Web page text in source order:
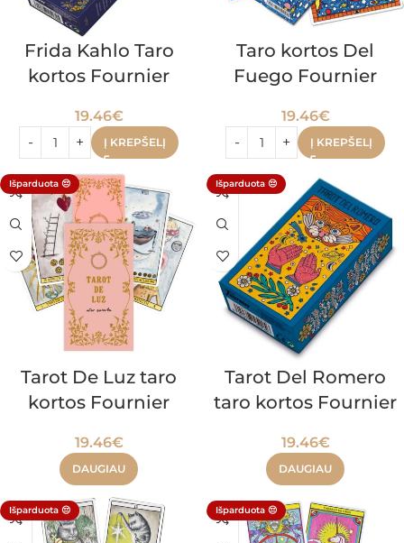
Frida Kahlo Taro
kortos Fournier
19.46€
Į KREPŠELĮ
Taro kortos Del
Fuego Fournier
19.46€
Į KREPŠELĮ
Išparduota 😔
Tarot De Luz taro
kortos Fournier
19.46€
DAUGIAU
Išparduota 😔
Tarot Del Romero
taro kortos Fournier
19.46€
DAUGIAU
Išparduota 😔 Išparduota 😔